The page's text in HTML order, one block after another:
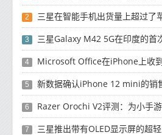
2 三星在智能手机出货量上超过了
3 三星Galaxy M42 5G在印度的首
4 Microsoft Office在iPhone上收
5 新数据确认iPhone 12 mini的销
6 Razer Orochi V2评测：为小手
7 三星推出带有OLED显示屏的超轻型Galaxy Book Pro